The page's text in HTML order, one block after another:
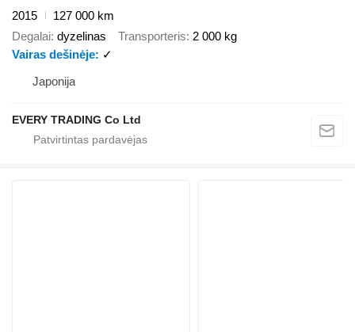
2015
127 000 km
Degalai dyzelinas Transporteris 2 000 kg
Vairas dešinėje
✓
Japonija
EVERY TRADING Co Ltd